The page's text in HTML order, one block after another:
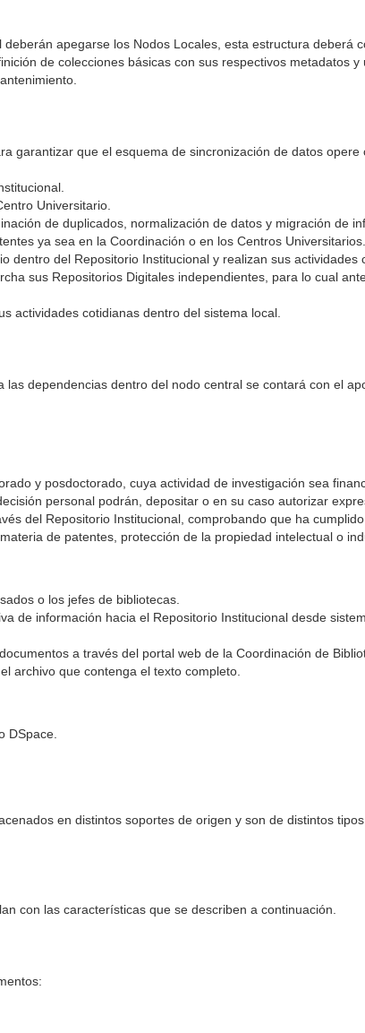
apegarse los Nodos Locales, esta estructura deberá
de colecciones básicas con sus respectivos metadatos
garantizar que el esquema de sincronización de datos opere
Universitario.
de duplicados, normalización de datos y migración de
ya sea en la Coordinación o en los Centros Universitarios.
del Repositorio Institucional y realizan sus actividades
sus Repositorios Digitales independientes, para lo cual
actividades cotidianas dentro del sistema local.
dependencias dentro del nodo central se contará con el
y posdoctorado, cuya actividad de investigación sea
personal podrán, depositar o en su caso autorizar
del Repositorio Institucional, comprobando que ha
de patentes, protección de la propiedad intelectual o
o los jefes de bibliotecas.
de información hacia el Repositorio Institucional desde
a través del portal web de la Coordinación de
archivo que contenga el texto completo.
DSpace.
en distintos soportes de origen y son de distintos
con las características que se describen a continuación.